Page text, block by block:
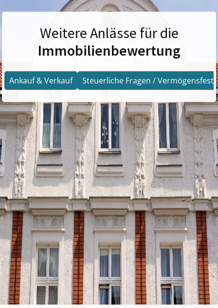
Weitere Anlässe für die
Immobilienbewertung
Ankauf & Verkauf Steuerliche Fragen /